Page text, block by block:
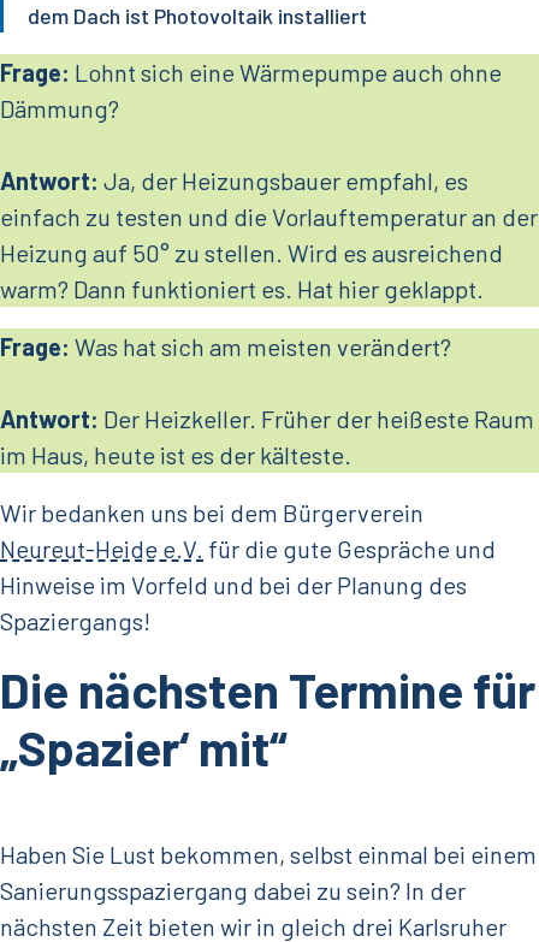
dem Dach ist Photovoltaik installiert
Frage: Lohnt sich eine Wärmepumpe auch ohne
Dämmung?
Antwort: Ja, der Heizungsbauer empfahl, es
einfach zu testen und die Vorlauftemperatur an der
Heizung auf 50° zu stellen. Wird es ausreichend
warm? Dann funktioniert es. Hat hier geklappt.
Frage: Was hat sich am meisten verändert?
Antwort: Der Heizkeller. Früher der heißeste Raum
im Haus, heute ist es der kälteste.
Wir bedanken uns bei dem Bürgerverein
Neureut-Heide e.V. für die gute Gespräche und
Hinweise im Vorfeld und bei der Planung des
Spaziergangs!
Die nächsten Termine für
„Spazier‘ mit“
Haben Sie Lust bekommen, selbst einmal bei einem
Sanierungsspaziergang dabei zu sein? In der
nächsten Zeit bieten wir in gleich drei Karlsruher